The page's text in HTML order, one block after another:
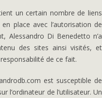
un certain nombre de liens
place avec l’autorisation de
Alessandro Di Benedetto n’a
des sites ainsi visités, et
de ce fait.
est susceptible de
l’ordinateur de l’utilisateur. Un